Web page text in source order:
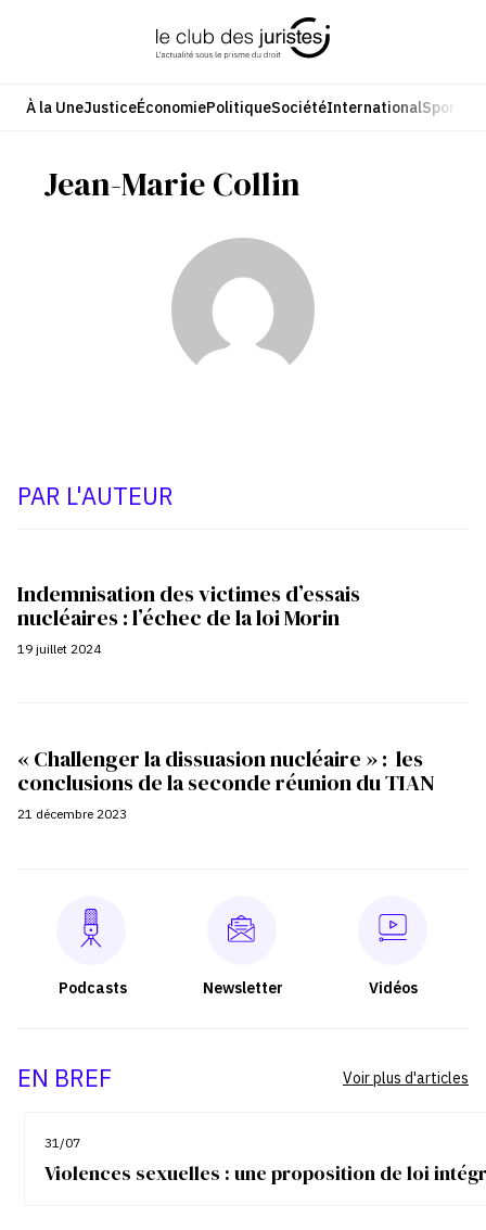
À la UneJusticeÉconomiePolitiqueSociétéInternationalSport
Jean-Marie Collin
PAR L'AUTEUR
Indemnisation des victimes d’essais
nucléaires : l’échec de la loi Morin
19 juillet 2024
« Challenger la dissuasion nucléaire » : les
conclusions de la seconde réunion du TIAN
21 décembre 2023
Podcasts Newsletter Vidéos
EN BREF
31/07
Violences sexuelles : une proposition de loi
Voir plus d'articles